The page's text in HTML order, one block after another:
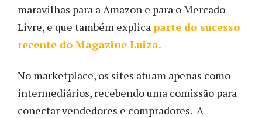
maravilhas para a Amazon e para o Mercado
Livre, e que também explicaparte do sucesso
recente do Magazine Luiza.
No marketplace, os sites atuam apenas como
intermediários, recebendo uma comissão para
conectar vendedores e compradores. A